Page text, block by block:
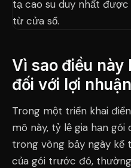
Vì sao điều này
đối với lợi
Trong một triển khai
mô này, tỷ lệ gia hạn
trong vòng bảy ngày kể
của gói trước đó,